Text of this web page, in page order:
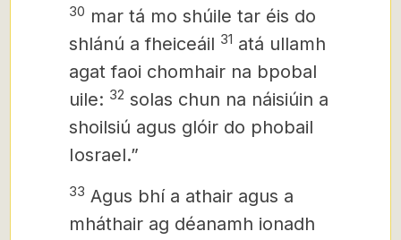
30 mar tá mo shúile tar éis do
shlánú a fheiceáil 31 atá ullamh
agat faoi chomhair na bpobal
uile: 32 solas chun na náisiúin a
shoilsiú agus glóir do phobail
Iosrael.”
33 Agus bhí a athair agus a
mháthair ag déanamh ionadh